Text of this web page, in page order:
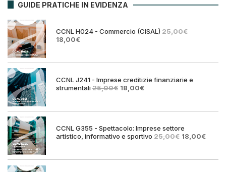
GUIDE PRATICHE IN EVIDENZA
CCNL H024 - Commercio (CISAL) 25,00€
Il
era:
18,00€Il
è:
CCNL J241 - Imprese creditizie finanziarie e
strumentali25,00€ Il
era:
18,00€Il
è:
CCNL G355 - Spettacolo: Imprese settore
artistico, informativo e sportivo 25,00€ Il
era:
18,00€Il
è: